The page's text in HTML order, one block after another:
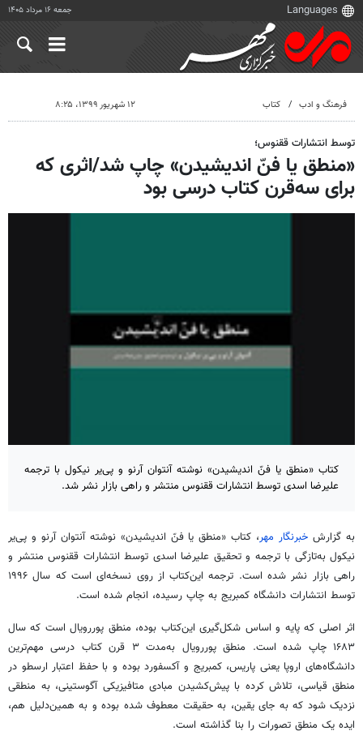
جمعه ۱۶ مرداد ۱۴۰۵
فرهنگ و ادب کتاب ۱۲ شهریور ۱۳۹۹، ۸:۲۵
توسط انتشارات ققنوس؛
«منطق یا فنّ اندیشیدن» چاپ شد/اثری که
برای سه‌قرن کتاب درسی بود
کتاب «منطق یا فنّ اندیشیدن» نوشته آنتوان آرنو و پی‌یر نیکول با ترجمه
علیرضا اسدی توسط انتشارات ققنوس منتشر و راهی بازار نشر شد.
به گزارش خبرنگار مهر، کتاب «منطق یا فنّ اندیشیدن» نوشته آنتوان آرنو و پی‌یر
نیکول به‌تازگی با ترجمه و تحقیق علیرضا اسدی توسط انتشارات ققنوس منتشر و
راهی بازار نشر شده است. ترجمه این‌کتاب از روی نسخه‌ای است که سال ۱۹۹۶
توسط انتشارات دانشگاه کمبریج به چاپ رسیده، انجام شده است.
اثر اصلی که پایه و اساس شکل‌گیری این‌کتاب بوده، منطق پوررویال است که سال
۱۶۸۳ چاپ شده است. منطق پوررویال به‌مدت ۳ قرن کتاب درسی مهم‌ترین
دانشگاه‌های اروپا یعنی پاریس، کمبریج و آکسفورد بوده و با حفظ اعتبار ارسطو در
منطق قیاسی، تلاش کرده با پیش‌کشیدن مبادی متافیزیکی آگوستینی، به منطقی
نزدیک شود که به جای یقین، به حقیقت معطوف شده بوده و به همین‌دلیل هم،
ایده یک منطق تصورات را بنا گذاشته است.